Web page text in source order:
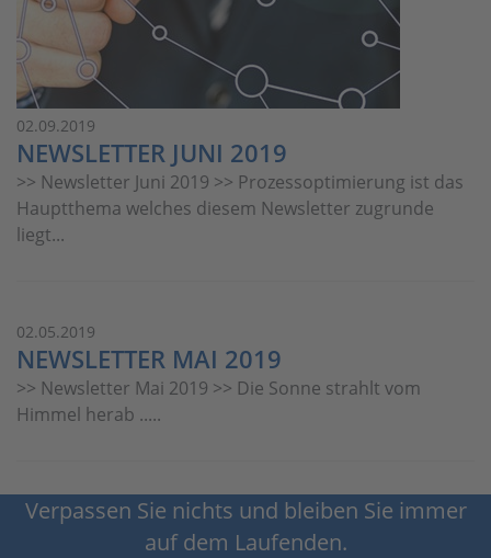
02.09.2019
NEWSLETTER JUNI 2019
>> Newsletter Juni 2019 >> Prozessoptimierung ist das
Hauptthema welches diesem Newsletter zugrunde
liegt...
02.05.2019
NEWSLETTER MAI 2019
>> Newsletter Mai 2019 >> Die Sonne strahlt vom
Himmel herab .....
Verpassen Sie nichts und bleiben Sie immer
auf dem Laufenden.